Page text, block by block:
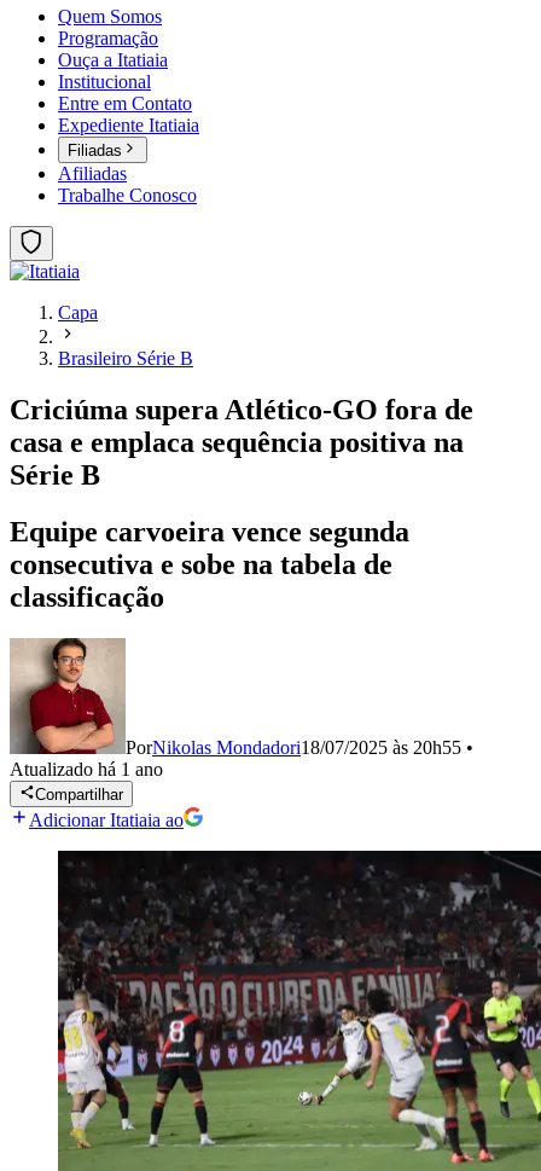
Quem Somos
Programação
Ouça a Itatiaia
Institucional
Entre em Contato
Expediente Itatiaia
Filiadas
Afiliadas
Trabalhe Conosco
Capa
Brasileiro Série B
Criciúma supera Atlético-GO fora de
casa e emplaca sequência positiva na
Série B
Equipe carvoeira vence segunda
consecutiva e sobe na tabela de
classificação
PorNikolas Mondadori18/07/2025 às 20h55 •
Atualizado há 1 ano
Compartilhar
Adicionar Itatiaia ao